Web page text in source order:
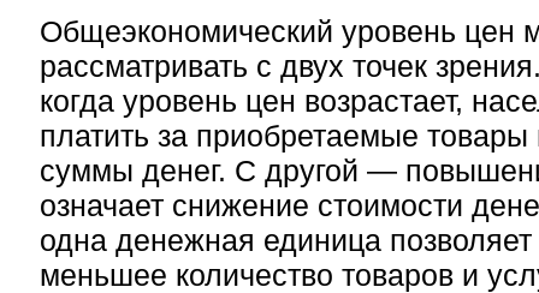
Общеэкономический уровень цен
рассматривать с двух точек
когда уровень цен возрастает,
платить за приобретаемые
суммы денег. С другой —
означает снижение стоимости
одна денежная единица
меньшее количество товаров и